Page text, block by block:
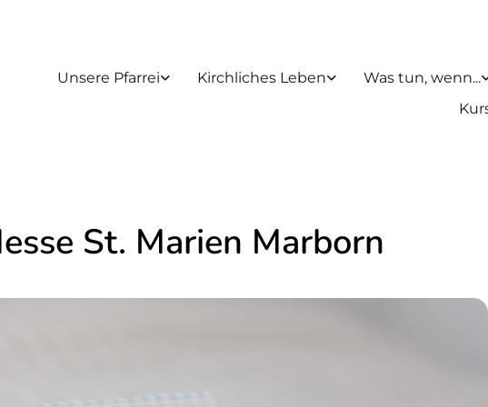
Unsere Pfarrei Kirchliches Leben Was tun, wenn...
St. Marien Marborn